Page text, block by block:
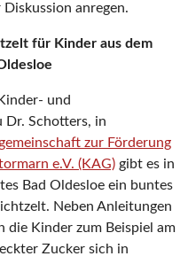
anregen.
für Kinder aus dem
und
Dr. Schotters, in
zur Förderung
e.V. (KAG) gibt es in
Bad Oldesloe ein buntes
Neben Anleitungen
die Kinder zum Beispiel am
Zucker sich in